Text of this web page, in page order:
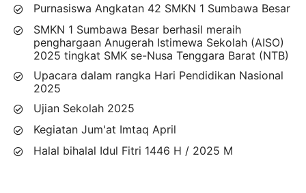
Purnasiswa Angkatan 42 SMKN 1 Sumbawa Besar
SMKN 1 Sumbawa Besar berhasil meraih
penghargaan Anugerah Istimewa Sekolah (AISO)
2025 tingkat SMK se-Nusa Tenggara Barat (NTB)
Upacara dalam rangka Hari Pendidikan Nasional
2025
Ujian Sekolah 2025
Kegiatan Jum'at Imtaq April
Halal bihalal Idul Fitri 1446 H / 2025 M